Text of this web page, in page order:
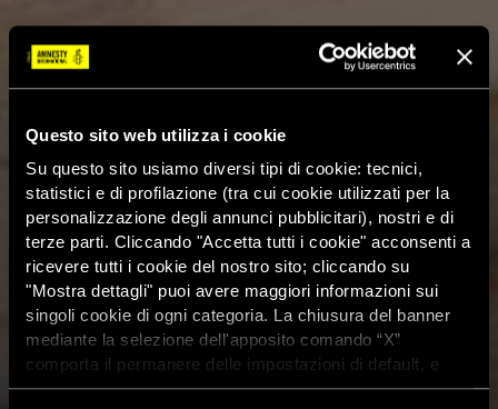
Questo sito web utilizza i cookie
Su questo sito usiamo diversi tipi di cookie: tecnici,
statistici e di profilazione (tra cui cookie utilizzati per la
personalizzazione degli annunci pubblicitari), nostri e di
terze parti. Cliccando "Accetta tutti i cookie" acconsenti a
ricevere tutti i cookie del nostro sito; cliccando su
"Mostra dettagli" puoi avere maggiori informazioni sui
singoli cookie di ogni categoria. La chiusura del banner
mediante la selezione dell'apposito comando “X”
comporta il permanere delle impostazioni di default, e
dunque la continuazione della navigazione con i cookie